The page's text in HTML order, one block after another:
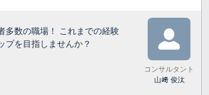
多数の職場！ これまでの経験
プを目指しませんか？
コンサルタント
山﨑 俊汰